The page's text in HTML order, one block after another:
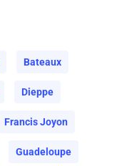
Bateaux
Dieppe
Francis Joyon
Guadeloupe